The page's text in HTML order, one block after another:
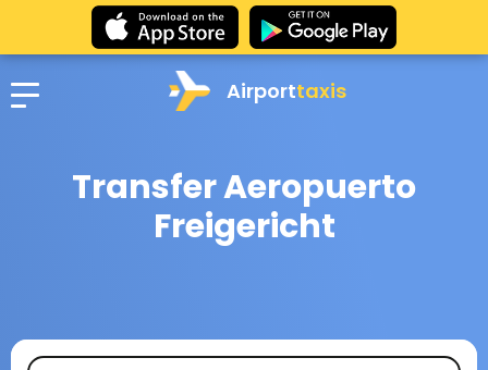
Airporttaxis
Transfer Aeropuerto
Freigericht